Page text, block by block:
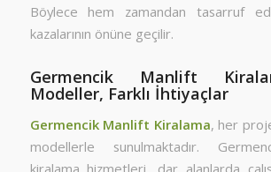
Böylece hem zamandan tasarruf
kazalarının önüne geçilir.
Germencik Manlift
Modeller, Farklı İhtiyaçlar
Germencik Manlift Kiralama, her
modellerle sunulmaktadır.
kiralama hizmetleri, dar alanlarda